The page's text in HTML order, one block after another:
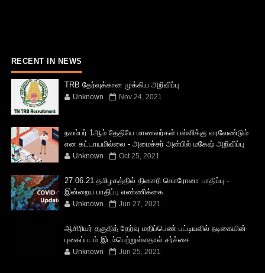
RECENT IN NEWS
TRB தேர்வுக்கான முக்கிய அறிவிப்பு
Unknown Nov 24, 2021
நவம்பர் 1ஆம் தேதியே மாணவர்கள் பள்ளிக்கு வரவேண்டும்
என கட்டாயமில்லை - அமைச்சர் அன்பில் மகேஷ் அறிவிப்பு
Unknown Oct 25, 2021
27.06.21 தமிழகத்தில் தினசரி கொரோனா பாதிப்பு -
இன்றைய பாதிப்பு எண்ணிக்கை
Unknown Jun 27, 2021
ஆசிரியர் தகுதித் தேர்வு மதிப்பெண் பட்டியலில் நடிகையின்
புகைப்படம் இடம்பெற்றுள்ளதால் சர்ச்சை
Unknown Jun 25, 2021